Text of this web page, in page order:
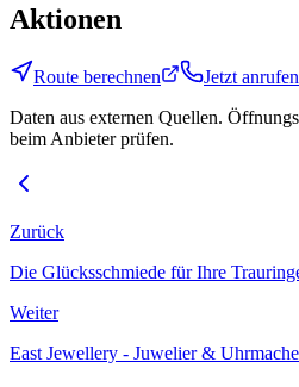
Aktionen
Route berechnen
Jetzt anrufen
Daten aus externen Quellen.
beim Anbieter prüfen.
Zurück
Die Glücksschmiede für Ihre
Weiter
East Jewellery - Juwelier &